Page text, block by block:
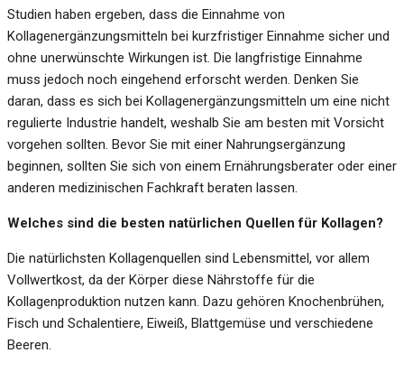
Studien haben ergeben, dass die Einnahme von
Kollagenergänzungsmitteln bei kurzfristiger Einnahme sicher und
ohne unerwünschte Wirkungen ist. Die langfristige Einnahme
muss jedoch noch eingehend erforscht werden. Denken Sie
daran, dass es sich bei Kollagenergänzungsmitteln um eine nicht
regulierte Industrie handelt, weshalb Sie am besten mit Vorsicht
vorgehen sollten. Bevor Sie mit einer Nahrungsergänzung
beginnen, sollten Sie sich von einem Ernährungsberater oder einer
anderen medizinischen Fachkraft beraten lassen.
Welches sind die besten natürlichen Quellen für Kollagen?
Die natürlichsten Kollagenquellen sind Lebensmittel, vor allem
Vollwertkost, da der Körper diese Nährstoffe für die
Kollagenproduktion nutzen kann. Dazu gehören Knochenbrühen,
Fisch und Schalentiere, Eiweiß, Blattgemüse und verschiedene
Beeren.